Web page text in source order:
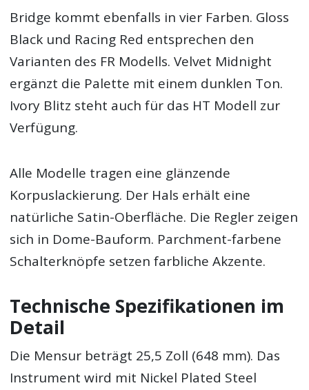
Bridge kommt ebenfalls in vier Farben. Gloss
Black und Racing Red entsprechen den
Varianten des FR Modells. Velvet Midnight
ergänzt die Palette mit einem dunklen Ton.
Ivory Blitz steht auch für das HT Modell zur
Verfügung.
Alle Modelle tragen eine glänzende
Korpuslackierung. Der Hals erhält eine
natürliche Satin-Oberfläche. Die Regler zeigen
sich in Dome-Bauform. Parchment-farbene
Schalterknöpfe setzen farbliche Akzente.
Technische Spezifikationen im
Detail
Die Mensur beträgt 25,5 Zoll (648 mm). Das
Instrument wird mit Nickel Plated Steel